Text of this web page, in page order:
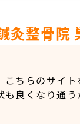
灸整骨院
こちらのサイ
良くなり通う